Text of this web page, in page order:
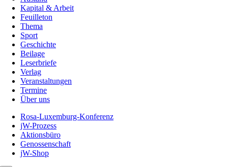
Kapital & Arbeit
Feuilleton
Thema
Sport
Geschichte
Beilage
Leserbriefe
Verlag
Veranstaltungen
Termine
Über uns
Rosa-Luxemburg-Konferenz
jW-Prozess
Aktionsbüro
Genossenschaft
jW-Shop